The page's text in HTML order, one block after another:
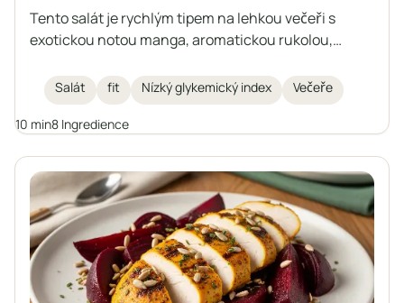
Tento salát je rychlým tipem na lehkou večeři s
exotickou notou manga, aromatickou rukolou,
doplňuje čerstvá bazalka a citronový dresink. Ideální
pro ty, kteří dbají na zdraví a postavu.
Salát fit Nízký glykemický index Večeře
10 min8 Ingredience